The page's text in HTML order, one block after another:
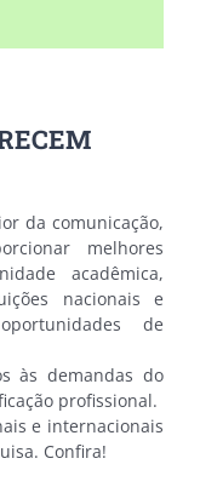
da comunicação,
melhores
acadêmica,
nacionais e
de
às demandas do
profissional.
e internacionais
Confira!